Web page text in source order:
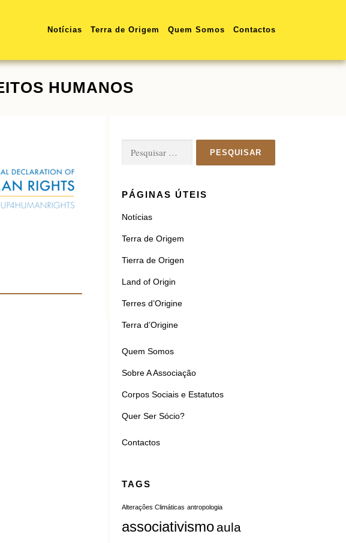
Notícias Terra de Origem Quem Somos Contactos
HUMANOS
Pesquisar
PÁGINAS ÚTEIS
Notícias
Terra de Origem
Tierra de Origen
Land of Origin
Terres d’Origine
Terra d’Origine
Quem Somos
Sobre A Associação
Corpos Sociais e Estatutos
Quer Ser Sócio?
Contactos
TAGS
Alterações Climáticas antropologia
associativismo aula